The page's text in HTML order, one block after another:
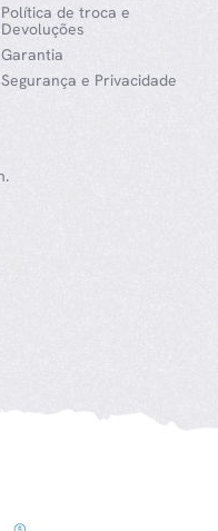
Política de troca e
Devoluções
Garantia
Segurança e Privacidade